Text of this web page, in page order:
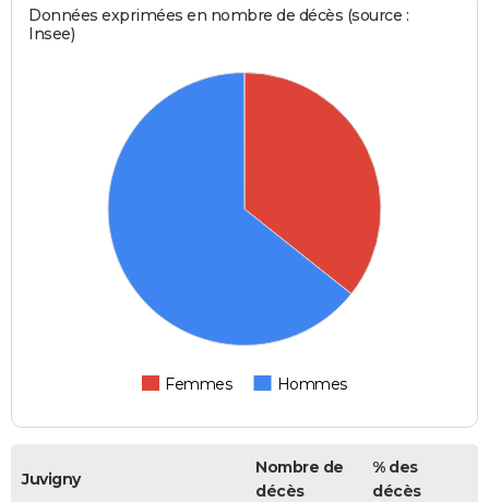
Données exprimées en nombre de décès (source :
Insee)
Femmes Hommes
Juvigny
Nombre de
décès
% des
décès